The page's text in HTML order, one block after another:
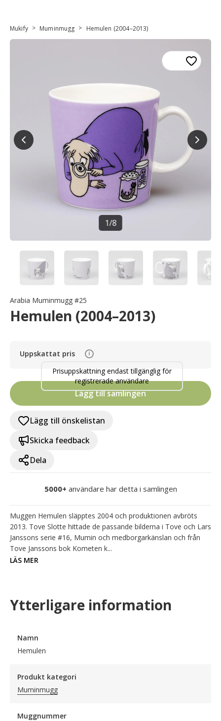
Mukify > Muminmugg > Hemulen (2004–2013)
1/8
Arabia Muminmugg #25
Hemulen (2004–2013)
Uppskattat pris i
Prisuppskattning endast tillgänglig för
registrerade användare
Lägg till samlingen
Lägg till önskelistan
Skicka feedback
Dela
5000+ användare har detta i samlingen
Muggen Hemulen släpptes 2004 och produktionen avbröts
2013. Tove Slotte hittade de passande bilderna i Tove och Lars
Janssons serie #16, Mumin och medborgarkänslan och från
Tove Janssons bok Kometen k...
LÄS MER
Ytterligare information
Namn
Hemulen
Produkt kategori
Muminmugg
Muggnummer